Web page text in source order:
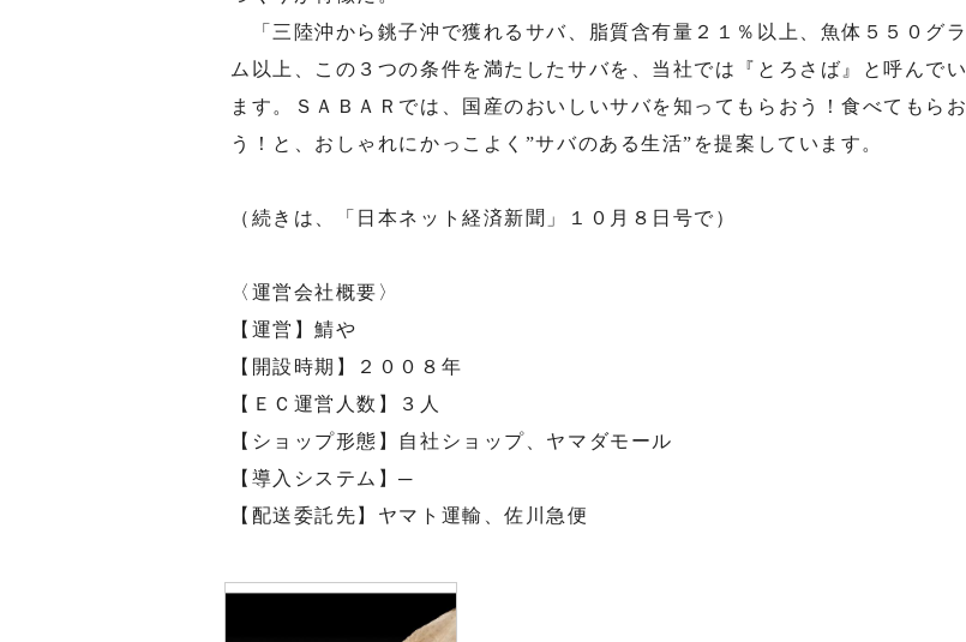
「三陸沖から銚子沖で獲れるサバ、脂質含有量２１％以上、魚体５５０グラ
ム以上、この３つの条件を満たしたサバを、当社では『とろさば』と呼んでい
ます。ＳＡＢＡＲでは、国産のおいしいサバを知ってもらおう！食べてもらお
う！と、おしゃれにかっこよく”サバのある生活”を提案しています。
（続きは、「日本ネット経済新聞」１０月８日号で）
〈運営会社概要〉
【運営】鯖や
【開設時期】２００８年
【ＥＣ運営人数】３人
【ショップ形態】自社ショップ、ヤマダモール
【導入システム】─
【配送委託先】ヤマト運輸、佐川急便